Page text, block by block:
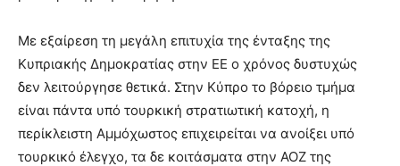
Με εξαίρεση τη μεγάλη επιτυχία της ένταξης της
Κυπριακής Δημοκρατίας στην ΕΕ ο χρόνος δυστυχώς
δεν λειτούργησε θετικά. Στην Κύπρο το βόρειο τμήμα
είναι πάντα υπό τουρκική στρατιωτική κατοχή, η
περίκλειστη Αμμόχωστος επιχειρείται να ανοίξει υπό
τουρκικό έλεγχο, τα δε κοιτάσματα στην ΑΟΖ της